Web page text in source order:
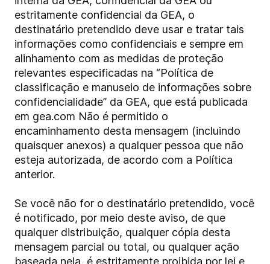
estritamente confidencial da GEA, o
destinatário pretendido deve usar e tratar tais
informações como confidenciais e sempre em
alinhamento com as medidas de proteção
relevantes especificadas na “Política de
classificação e manuseio de informações sobre
confidencialidade” da GEA, que está publicada
em gea.com Não é permitido o
encaminhamento desta mensagem (incluindo
quaisquer anexos) a qualquer pessoa que não
esteja autorizada, de acordo com a Política
anterior.
Se você não for o destinatário pretendido, você
é notificado, por meio deste aviso, de que
qualquer distribuição, qualquer cópia desta
mensagem parcial ou total, ou qualquer ação
baseada nela, é estritamente proibida por lei e